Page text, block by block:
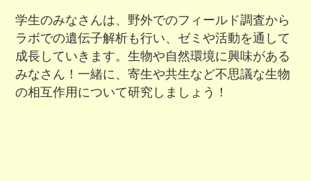
学生のみなさんは、野外でのフィールド調査から
ラボでの遺伝子解析も行い、ゼミや活動を通して
成長していきます。生物や自然環境に興味がある
みなさん！一緒に、寄生や共生など不思議な生物
の相互作用について研究しましょう！